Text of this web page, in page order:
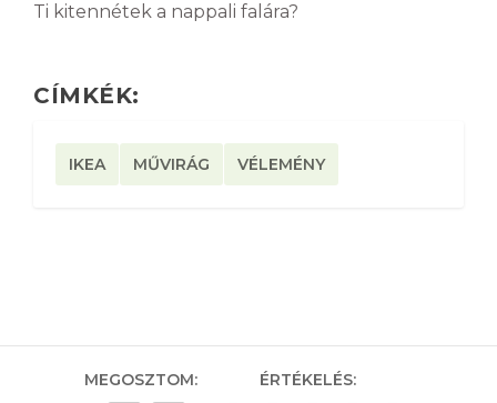
Ti kitennétek a nappali falára?
CÍMKÉK:
IKEA MŰVIRÁG VÉLEMÉNY
MEGOSZTOM: ÉRTÉKELÉS: